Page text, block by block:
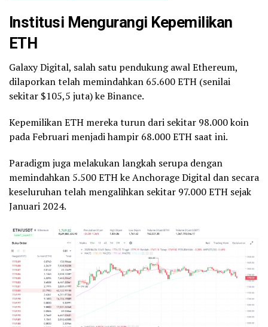
Institusi Mengurangi Kepemilikan
ETH
Galaxy Digital, salah satu pendukung awal Ethereum,
dilaporkan telah memindahkan 65.600 ETH (senilai
sekitar $105,5 juta) ke Binance.
Kepemilikan ETH mereka turun dari sekitar 98.000 koin
pada Februari menjadi hampir 68.000 ETH saat ini.
Paradigm juga melakukan langkah serupa dengan
memindahkan 5.500 ETH ke Anchorage Digital dan secara
keseluruhan telah mengalihkan sekitar 97.000 ETH sejak
Januari 2024.